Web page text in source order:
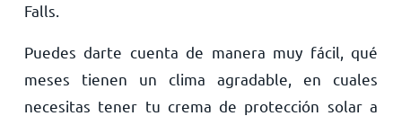
Falls.
Puedes darte cuenta de manera muy fácil, qué
meses tienen un clima agradable, en cuales
necesitas tener tu crema de protección solar a